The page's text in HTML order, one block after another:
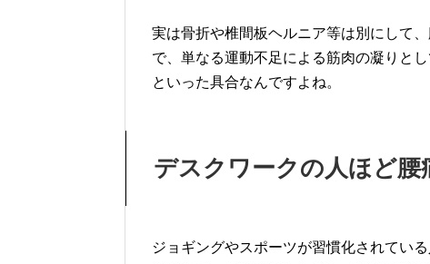
実は骨折や椎間板ヘルニア等は別にして
で、単なる運動不足による筋肉の凝りと
といった具合なんですよね。
デスクワークの人ほど
ジョギングやスポーツが習慣化されてい